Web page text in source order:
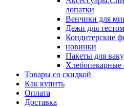
лопатки
Венчики для
Дежи для
Кондитерские
новинки
Пакеты для
Товары со скидкой
Как купить
Оплата
Доставка